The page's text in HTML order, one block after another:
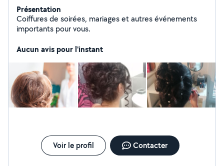
Présentation
Coiffures de soirées, mariages et autres événements
importants pour vous.
Aucun avis pour l'instant
Voir le profil Contacter